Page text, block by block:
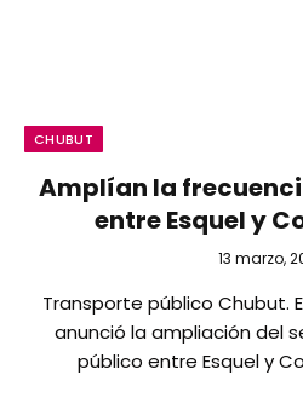
CHUBUT
Amplían la
entre Esquel y
13 marzo,
Transporte público Chubut.
anunció la ampliación del
público entre Esquel y